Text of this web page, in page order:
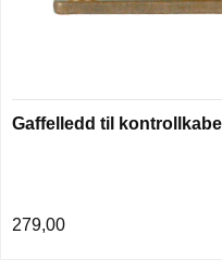
Gaffelledd til
279,00